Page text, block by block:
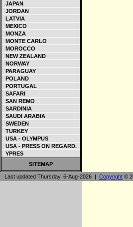
JAPAN
JORDAN
LATVIA
MEXICO
MONZA
MONTE CARLO
MOROCCO
NEW ZEALAND
NORWAY
PARAGUAY
POLAND
PORTUGAL
SAFARI
SAN REMO
SARDINIA
SAUDI ARABIA
SWEDEN
TURKEY
USA - OLYMPUS
USA - PRESS ON REGARD.
YPRES
SITEMAP
Last updated Thursday, 6-Aug-2026 | Copyright ©